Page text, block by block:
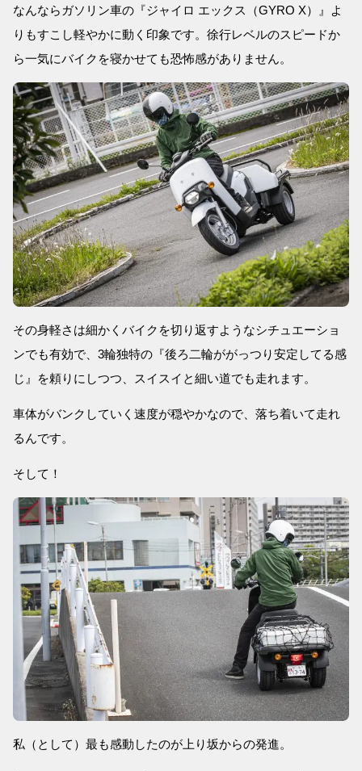
なんならガソリン車の『ジャイロ エックス（GYRO X）』よ
りもすこし軽やかに動く印象です。徐行レベルのスピードか
ら一気にバイクを寝かせても恐怖感がありません。
その身軽さは細かくバイクを切り返すようなシチュエーショ
ンでも有効で、3輪独特の『後ろ二輪ががっつり安定してる感
じ』を頼りにしつつ、スイスイと細い道でも走れます。
車体がバンクしていく速度が穏やかなので、落ち着いて走れ
るんです。
そして！
私（として）最も感動したのが上り坂からの発進。